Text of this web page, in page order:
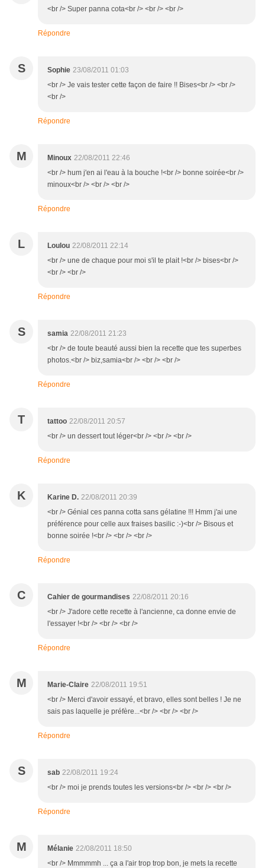
<br /> Super panna cota<br /> <br /> <br />
Répondre
S Sophie 23/08/2011 01:03
<br /> Je vais tester cette façon de faire !! Bises<br /> <br />
<br />
Répondre
M Minoux 22/08/2011 22:46
<br /> hum j'en ai l'eau à la bouche !<br /> bonne soirée<br />
minoux<br /> <br /> <br />
Répondre
L Loulou 22/08/2011 22:14
<br /> une de chaque pour moi s'il te plait !<br /> bises<br />
<br /> <br />
Répondre
S samia 22/08/2011 21:23
<br /> de toute beauté aussi bien la recette que tes superbes
photos.<br /> biz,samia<br /> <br /> <br />
Répondre
T tattoo 22/08/2011 20:57
<br /> un dessert tout léger<br /> <br /> <br />
Répondre
K Karine D. 22/08/2011 20:39
<br /> Génial ces panna cotta sans gélatine !!! Hmm j'ai une
préférence pour celle aux fraises basilic :-)<br /> Bisous et
bonne soirée !<br /> <br /> <br />
Répondre
C Cahier de gourmandises 22/08/2011 20:16
<br /> J'adore cette recette à l'ancienne, ca donne envie de
l'essayer !<br /> <br /> <br />
Répondre
M Marie-Claire 22/08/2011 19:51
<br /> Merci d'avoir essayé, et bravo, elles sont belles ! Je ne
sais pas laquelle je préfère...<br /> <br /> <br />
Répondre
S sab 22/08/2011 19:24
<br /> moi je prends toutes les versions<br /> <br /> <br />
Répondre
M Mélanie 22/08/2011 18:50
<br /> Mmmmmh ... ça a l'air trop trop bon, je mets la recette